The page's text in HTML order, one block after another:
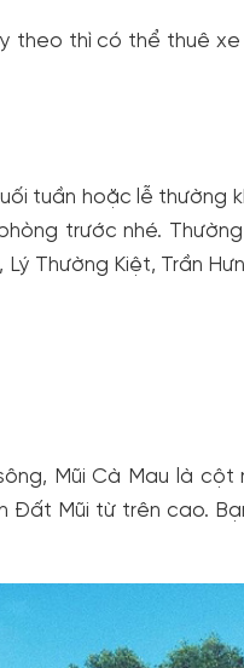
theo thì có thể thuê
tuần hoặc lễ thường
trước nhé.
Thường Kiệt, Trần
Mũi Cà Mau là cột
Mũi từ trên cao.